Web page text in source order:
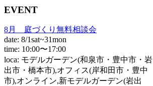
EVENT
8月 庭づくり無料相談会
date: 8/1sat~31mon
time: 10:00〜17:00
loca: モデルガーデン(和泉市・豊中市・岩
出市・橋本市),オフィス(岸和田市・豊中
市),オンライン,新モデルガーデン(岩出